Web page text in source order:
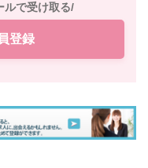
ルで受け取る/
登録